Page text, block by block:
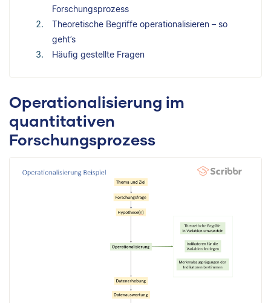
Forschungsprozess
Theoretische Begriffe operationalisieren – so
geht’s
Häufig gestellte Fragen
Operationalisierung im
quantitativen
Forschungsprozess